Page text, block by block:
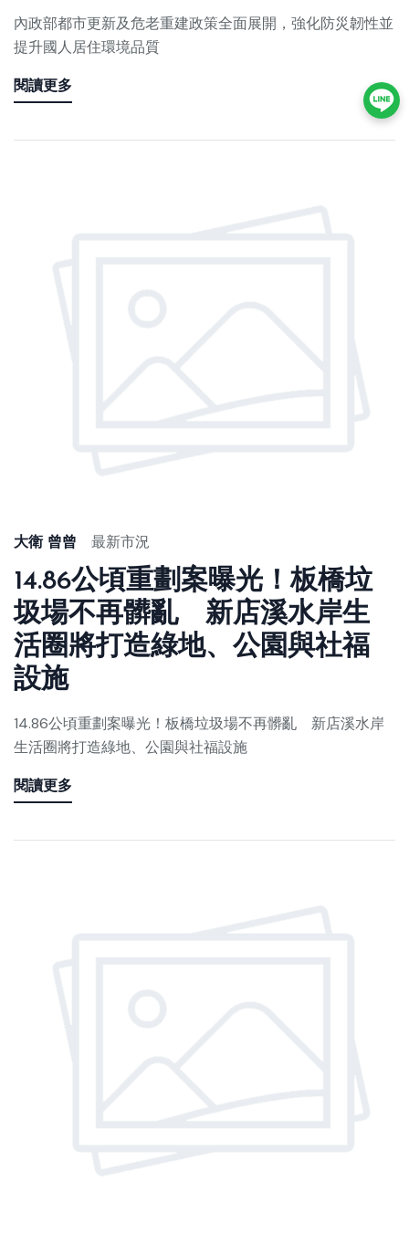
內政部都市更新及危老重建政策全面展開，強化防災韌性並
提升國人居住環境品質
閱讀更多
大衛 曾曾 最新市況
14.86公頃重劃案曝光！板橋垃
圾場不再髒亂 新店溪水岸生
活圈將打造綠地、公園與社福
設施
14.86公頃重劃案曝光！板橋垃圾場不再髒亂 新店溪水岸
生活圈將打造綠地、公園與社福設施
閱讀更多